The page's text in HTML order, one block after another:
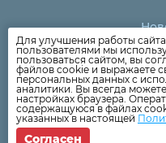
Как
Для улучшения работы
пользователями мы
пользоваться сайтом, вы
файлов cookie и выражаете
персональных данных с
аналитики. Вы всегда
настройках браузера.
содержащуюся в файлах
указанных в настоящей
Согласен